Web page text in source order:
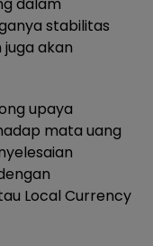
dalam
stabilitas
juga akan
upaya
mata uang
Local Currency